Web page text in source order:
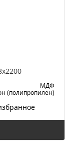
МДФ
(полипропилен)